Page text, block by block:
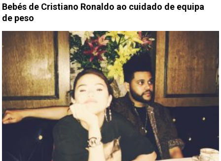
Bebés de Cristiano Ronaldo ao cuidado de equipa
de peso